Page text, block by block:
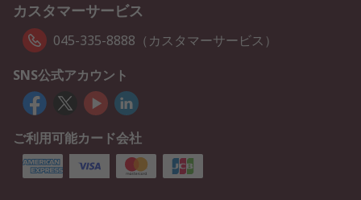
カスタマーサービス
045-335-8888（カスタマーサービス）
SNS公式アカウント
ご利用可能カード会社